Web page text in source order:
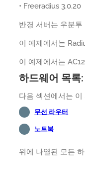
• Freeradius 3.0.20
반경 서버는 우분
이 예제에서는
이 예제에서는
하드웨어 목록:
다음 섹션에서는
무선 라우터
노트북
위에 나열된 모든